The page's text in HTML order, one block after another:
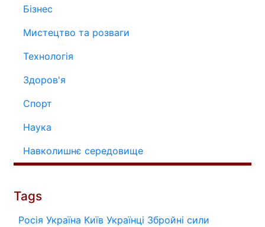
Бізнес
Мистецтво та розваги
Технологія
Здоров'я
Спорт
Наука
Навколишнє середовище
Tags
Росія Україна Київ Українці Збройні сили